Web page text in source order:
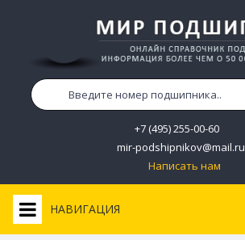
+7 (495) 255-00-60
mir-podshipnikov@mail.ru
Написать нам
НАВИГАЦИЯ